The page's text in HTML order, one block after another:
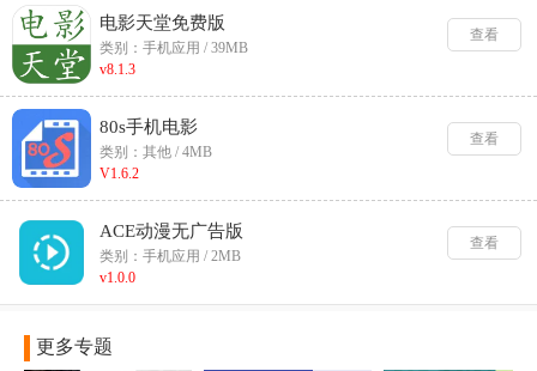
电影天堂免费版
类别：手机应用 / 39MB
v8.1.3
查看
80s手机电影
类别：其他 / 4MB
V1.6.2
查看
ACE动漫无广告版
类别：手机应用 / 2MB
v1.0.0
查看
更多专题